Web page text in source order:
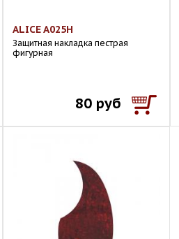
ALICE A025H
Защитная накладка пестрая
фигурная
80 руб